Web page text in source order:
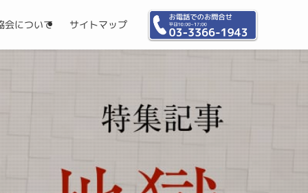
会について サイトマップ